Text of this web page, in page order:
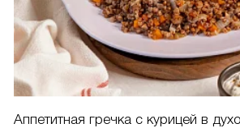
Аппетитная гречка с курицей в